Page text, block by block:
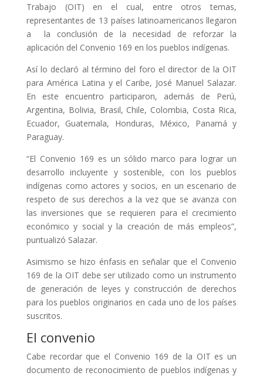
Trabajo (OIT) en el cual, entre otros temas,
representantes de 13 países latinoamericanos llegaron
a la conclusión de la necesidad de reforzar la
aplicación del Convenio 169 en los pueblos indígenas.
Así lo declaró al término del foro el director de la OIT
para América Latina y el Caribe, José Manuel Salazar.
En este encuentro participaron, además de Perú,
Argentina, Bolivia, Brasil, Chile, Colombia, Costa Rica,
Ecuador, Guatemala, Honduras, México, Panamá y
Paraguay.
“El Convenio 169 es un sólido marco para lograr un
desarrollo incluyente y sostenible, con los pueblos
indígenas como actores y socios, en un escenario de
respeto de sus derechos a la vez que se avanza con
las inversiones que se requieren para el crecimiento
económico y social y la creación de más empleos”,
puntualizó Salazar.
Asimismo se hizo énfasis en señalar que el Convenio
169 de la OIT debe ser utilizado como un instrumento
de generación de leyes y construcción de derechos
para los pueblos originarios en cada uno de los países
suscritos.
El convenio
Cabe recordar que el Convenio 169 de la OIT es un
documento de reconocimiento de pueblos indígenas y